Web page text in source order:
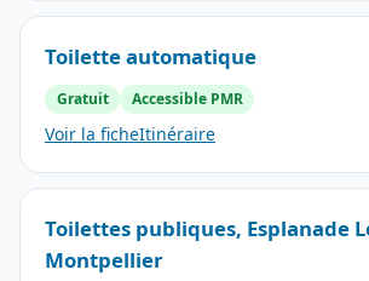
Toilette automatique
Gratuit Accessible PMR
Voir la ficheItinéraire
Toilettes publiques, Esplanade
Montpellier